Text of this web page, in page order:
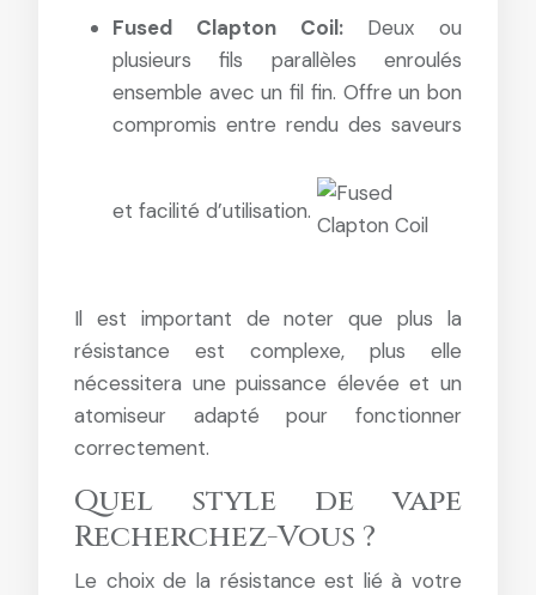
Fused Clapton Coil: Deux ou
plusieurs fils parallèles enroulés
ensemble avec un fil fin. Offre un bon
compromis entre rendu des saveurs
et facilité d’utilisation.
Il est important de noter que plus la
résistance est complexe, plus elle
nécessitera une puissance élevée et un
atomiseur adapté pour fonctionner
correctement.
Quel style de vape
Recherchez-Vous ?
Le choix de la résistance est lié à votre